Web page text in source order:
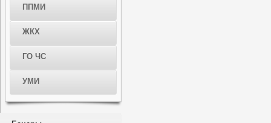
ППМИ
ЖКХ
ГО ЧС
УМИ